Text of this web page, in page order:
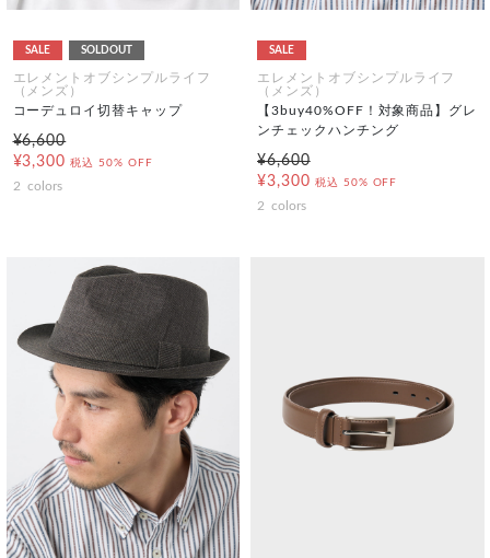
SALE SOLDOUT
エレメントオブシンプルライフ
（メンズ）
コーデュロイ切替キャップ
¥6,600
¥3,300 税込 50% OFF
2 colors
SALE
エレメントオブシンプルライフ
（メンズ）
【3buy40%OFF！対象商品】グレ
ンチェックハンチング
¥6,600
¥3,300 税込 50% OFF
2 colors